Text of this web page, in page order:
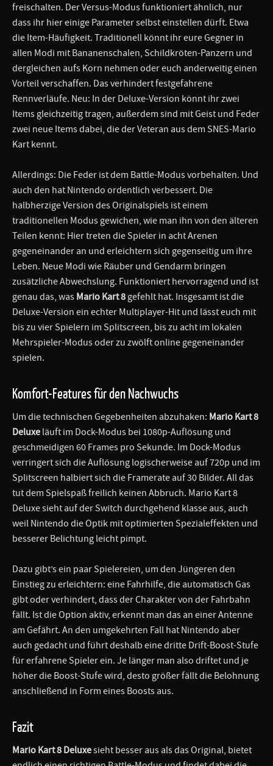
freischalten. Der Versus-Modus funktioniert ähnlich, nur
dass ihr hier einige Parameter selbst einstellen dürft. Etwa
die Item-Häufigkeit. Traditionell könnt ihr eure Gegner in
allen Modi mit Bananenschalen, Schildkröten-Panzern und
dergleichen aufs Korn nehmen oder euch anderweitig einen
Vorteil verschaffen. Das verhindert festgefahrene
Rennverläufe. Neu: In der Deluxe-Version könnt ihr zwei
Items gleichzeitig tragen, außerdem sind mit Geist und Feder
zwei neue Items dabei, die der Veteran aus dem SNES-Mario
Kart kennt.
Allerdings: Die Feder ist dem Battle-Modus vorbehalten. Und
auch den hat Nintendo ordentlich verbessert. Die
halbherzige Version des Originalspiels ist einem
traditionellen Modus gewichen, wie man ihn von den älteren
Teilen kennt: Hier treten die Spieler in acht Arenen
gegeneinander an und erleichtern sich gegenseitig um ihre
Leben. Neue Modi wie Räuber und Gendarm bringen
zusätzliche Abwechslung. Funktioniert hervorragend und ist
genau das, was Mario Kart 8 gefehlt hat. Insgesamt ist die
Deluxe-Version ein echter Multiplayer-Hit und lässt euch mit
bis zu vier Spielern im Splitscreen, bis zu acht im lokalen
Mehrspieler-Modus oder zu zwölft online gegeneinander
spielen.
Komfort-Features für den Nachwuchs
Um die technischen Gegebenheiten abzuhaken: Mario Kart 8
Deluxe läuft im Dock-Modus bei 1080p-Auflösung und
geschmeidigen 60 Frames pro Sekunde. Im Dock-Modus
verringert sich die Auflösung logischerweise auf 720p und im
Splitscreen halbiert sich die Framerate auf 30 Bilder. All das
tut dem Spielspaß freilich keinen Abbruch. Mario Kart 8
Deluxe sieht auf der Switch durchgehend klasse aus, auch
weil Nintendo die Optik mit optimierten Spezialeffekten und
besserer Belichtung leicht pimpt.
Dazu gibt’s ein paar Spielereien, um den Jüngeren den
Einstieg zu erleichtern: eine Fahrhilfe, die automatisch Gas
gibt oder verhindert, dass der Charakter von der Fahrbahn
fällt. Ist die Option aktiv, erkennt man das an einer Antenne
am Gefährt. An den umgekehrten Fall hat Nintendo aber
auch gedacht und führt deshalb eine dritte Drift-Boost-Stufe
für erfahrene Spieler ein. Je länger man also driftet und je
höher die Boost-Stufe wird, desto größer fällt die Belohnung
anschließend in Form eines Boosts aus.
Fazit
Mario Kart 8 Deluxesieht besser aus als das Original, bietet